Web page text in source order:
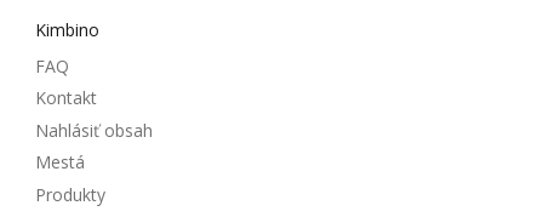
Kimbino
FAQ
Kontakt
Nahlásiť obsah
Mestá
Produkty